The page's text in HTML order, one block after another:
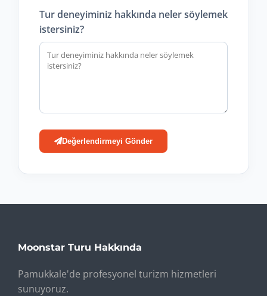
Tur deneyiminiz hakkında neler söylemek
istersiniz?
Değerlendirmeyi Gönder
Moonstar Turu Hakkında
Pamukkale'de profesyonel turizm hizmetleri
sunuyoruz.